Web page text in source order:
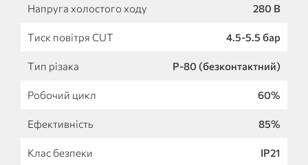
Напруга холостого ходу 280 B
Тиск повітря CUT 4.5-5.5 бар
Тип різака P-80 (безконтактний)
Робочий цикл 60%
Ефективність 85%
Клас безпеки IP21